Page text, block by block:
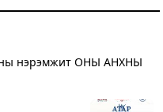
нэрэмжит ОНЫ АНХНЫ